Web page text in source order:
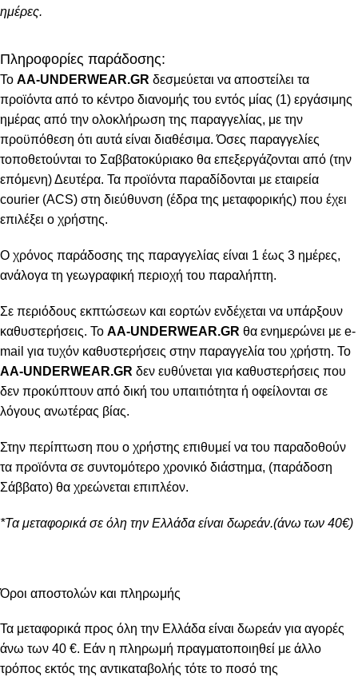
ημέρες.
Πληροφορίες παράδοσης:
To AA-UNDERWEAR.GR δεσμεύεται να αποστείλει τα
προϊόντα από το κέντρο διανομής του εντός μίας (1) εργάσιμης
ημέρας από την ολοκλήρωση της παραγγελίας, με την
προϋπόθεση ότι αυτά είναι διαθέσιμα. Όσες παραγγελίες
τοποθετούνται το Σαββατοκύριακο θα επεξεργάζονται από (την
επόμενη) Δευτέρα. Τα προϊόντα παραδίδονται με εταιρεία
courier (ACS) στη διεύθυνση (έδρα της μεταφορικής) που έχει
επιλέξει ο χρήστης.
Ο χρόνος παράδοσης της παραγγελίας είναι 1 έως 3 ημέρες,
ανάλογα τη γεωγραφική περιοχή του παραλήπτη.
Σε περιόδους εκπτώσεων και εορτών ενδέχεται να υπάρξουν
καθυστερήσεις. Το AA-UNDERWEAR.GR θα ενημερώνει με e-
mail για τυχόν καθυστερήσεις στην παραγγελία του χρήστη. Το
AA-UNDERWEAR.GR δεν ευθύνεται για καθυστερήσεις που
δεν προκύπτουν από δική του υπαιτιότητα ή οφείλονται σε
λόγους ανωτέρας βίας.
Στην περίπτωση που ο χρήστης επιθυμεί να του παραδοθούν
τα προϊόντα σε συντομότερο χρονικό διάστημα, (παράδοση
Σάββατο) θα χρεώνεται επιπλέον.
*Τα μεταφορικά σε όλη την Ελλάδα είναι δωρεάν.(άνω των 40€)
Όροι αποστολών και πληρωμής
Τα μεταφορικά προς όλη την Ελλάδα είναι δωρεάν για αγορές
άνω των 40 €. Εάν η πληρωμή πραγματοποιηθεί με άλλο
τρόπος εκτός της αντικαταβολής τότε το ποσό της